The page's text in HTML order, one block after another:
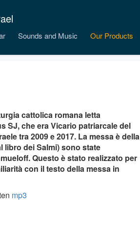
Sounds and Music Our Products
cattolica romana letta
SJ, che era Vicario patriarcale del
tra 2009 e 2017. La messa è della
libro dei Salmi) sono state
Questo è stato realizzato per
con il testo della messa in
mp3